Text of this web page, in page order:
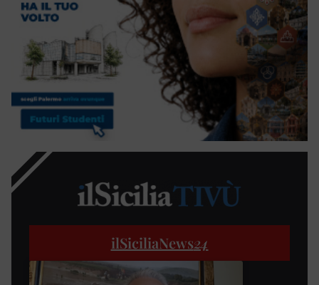
ilSiciliaNews24